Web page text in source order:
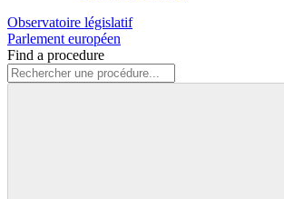
Observatoire législatif
Parlement européen
Find a procedure